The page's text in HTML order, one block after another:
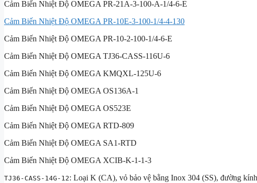
Cảm Biến Nhiệt Độ OMEGA PR-21A-3-100-A-1/4-6-E
Cảm Biến Nhiệt Độ OMEGA PR-10E-3-100-1/4-4-130
Cảm Biến Nhiệt Độ OMEGA PR-10-2-100-1/4-6-E
Cảm Biến Nhiệt Độ OMEGA TJ36-CASS-116U-6
Cảm Biến Nhiệt Độ OMEGA KMQXL-125U-6
Cảm Biến Nhiệt Độ OMEGA OS136A-1
Cảm Biến Nhiệt Độ OMEGA OS523E
Cảm Biến Nhiệt Độ OMEGA RTD-809
Cảm Biến Nhiệt Độ OMEGA SA1-RTD
Cảm Biến Nhiệt Độ OMEGA XCIB-K-1-1-3
TJ36-CASS-14G-12: Loại K (CA), vỏ bảo vệ bằng Inox 304 (SS), đường